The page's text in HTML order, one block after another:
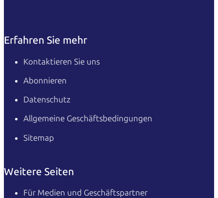
Erfahren Sie mehr
Kontaktieren Sie uns
Abonnieren
Datenschutz
Allgemeine Geschäftsbedingungen
Sitemap
Weitere Seiten
Für Medien und Geschäftspartner